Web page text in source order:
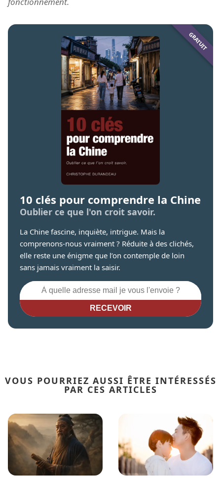
10 clés pour comprendre la Chine
Oublier ce que l'on croit savoir.
La Chine fascine, inquiète, intrigue. Mais la
comprenons-nous vraiment ? Réduite à des clichés,
elle reste une énigme que l’on contemple de loin
sans jamais vraiment la saisir.
RECEVOIR
VOUS POURRIEZ AUSSI ÊTRE INTÉRESSÉS
PAR CES ARTICLES